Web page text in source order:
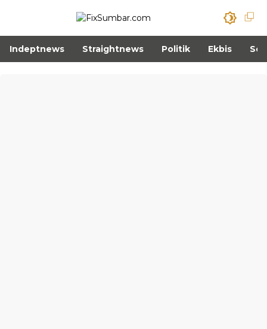
Indeptnews Straightnews Politik Ekbis